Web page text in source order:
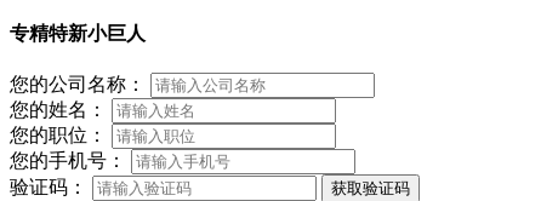
专精特新小巨人
您的公司名称：
您的姓名：
您的职位：
您的手机号：
验证码：
获取验证码